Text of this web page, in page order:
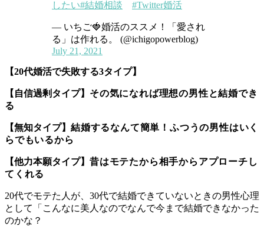
したい#結婚相談 #Twitter婚活
— いちご🍓婚活のススメ！「愛され
る」は作れる。 (@ichigopowerblog)
July 21, 2021
【20代婚活で失敗する3タイプ】
【自信過剰タイプ】 その気になれば理想の男性と結婚でき
る
【無知タイプ】 結婚するなんて簡単！ふつうの男性はいく
らでもいるから
【他力本願タイプ】 昔はモテたから相手からアプローチし
てくれる
20代でモテた人が、30代で結婚できていないときの男性心理
として「こんなに美人なのでなんで今まで結婚できなかった
のかな？